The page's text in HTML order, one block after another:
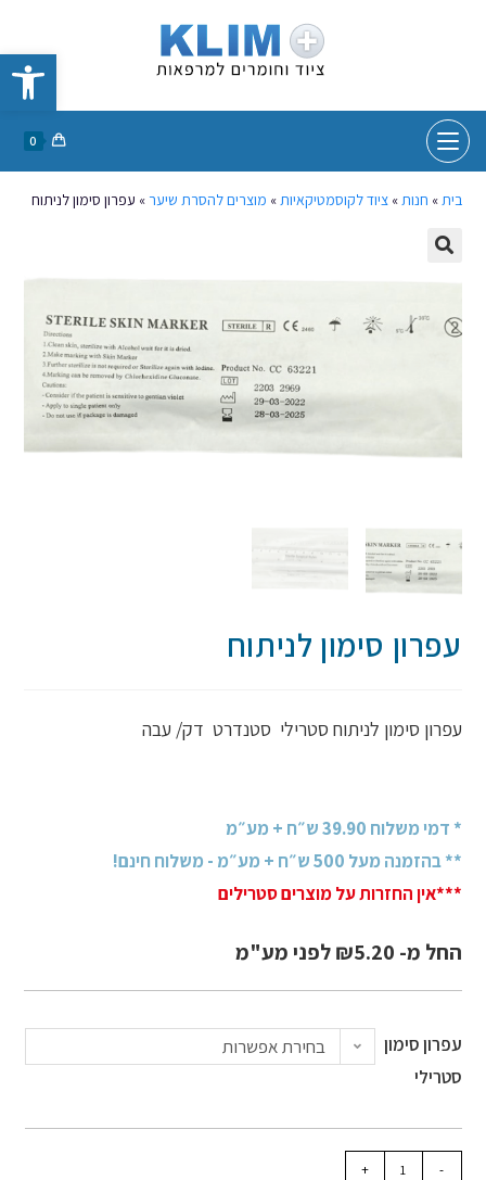
פתח סרגל נגישות
0
בית» חנות»ציוד לקוסמטיקאיות» מוצרים להסרת שיער » עפרון סימון לניתוח
עפרון סימון לניתוח
עפרון סימון לניתוח סטרילי סטנדרט דק/ עבה
* דמי משלוח 39.90 ש״ח + מע״מ
** בהזמנה מעל 500 ש״ח + מע״מ - משלוח חינם!
***אין החזרות על מוצרים סטרילים
החל מ- ₪5.20 לפני מע"מ
עפרון סימון
סטרילי
בחירת אפשרות
-
+